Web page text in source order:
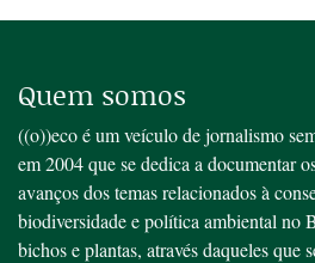
Quem somos
((o))eco é um veículo de jornalismo
em 2004 que se dedica a documentar
avanços dos temas relacionados à
biodiversidade e política ambiental no
bichos e plantas, através daqueles que